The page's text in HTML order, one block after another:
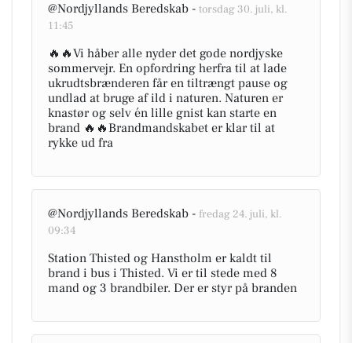
@Nordjyllands Beredskab - torsdag 30. juli, kl.
11:45
🔥🔥Vi håber alle nyder det gode nordjyske
sommervejr. En opfordring herfra til at lade
ukrudtsbrænderen får en tiltrængt pause og
undlad at bruge af ild i naturen. Naturen er
knastør og selv én lille gnist kan starte en
brand 🔥🔥Brandmandskabet er klar til at
rykke ud fra
@Nordjyllands Beredskab - fredag 24. juli, kl.
09:34
Station Thisted og Hanstholm er kaldt til
brand i bus i Thisted. Vi er til stede med 8
mand og 3 brandbiler. Der er styr på branden